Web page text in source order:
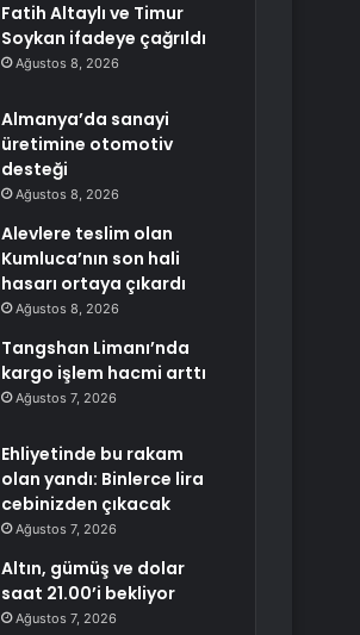
Fatih Altaylı ve Timur
Soykan ifadeye çağrıldı
Ağustos 8, 2026
Almanya’da sanayi
üretimine otomotiv
desteği
Ağustos 8, 2026
Alevlere teslim olan
Kumluca’nın son hali
hasarı ortaya çıkardı
Ağustos 8, 2026
Tangshan Limanı’nda
kargo işlem hacmi arttı
Ağustos 7, 2026
Ehliyetinde bu rakam
olan yandı: Binlerce lira
cebinizden çıkacak
Ağustos 7, 2026
Altın, gümüş ve dolar
saat 21.00’i bekliyor
Ağustos 7, 2026